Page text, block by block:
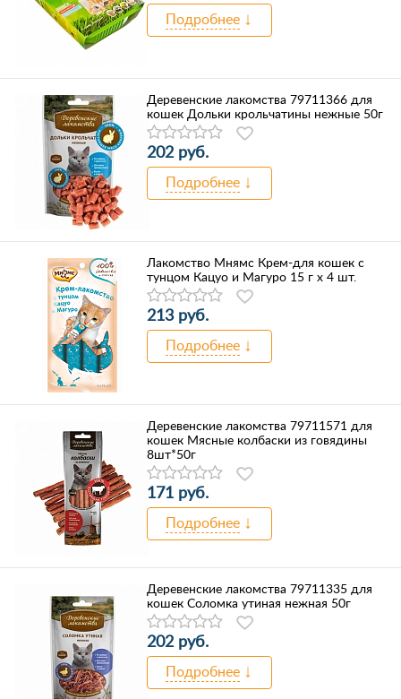
Подробнее
Деревенские лакомства 79711366 для
кошек Дольки крольчатины нежные 50г
202 руб.
Подробнее
Лакомство Мнямс Крем-для кошек с
тунцом Кацуо и Магуро 15 г х 4 шт.
213 руб.
Подробнее
Деревенские лакомства 79711571 для
кошек Мясные колбаски из говядины
8шт*50г
171 руб.
Подробнее
Деревенские лакомства 79711335 для
кошек Соломка утиная нежная 50г
202 руб.
Подробнее